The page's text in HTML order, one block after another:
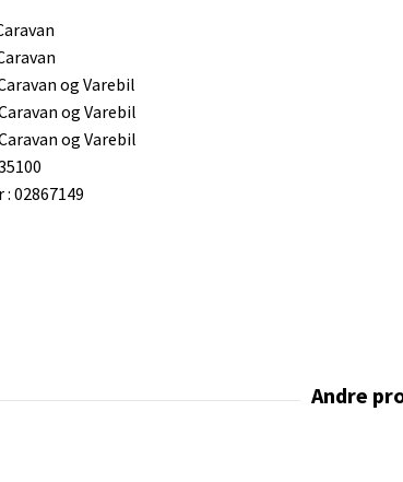
og Varebil
og Varebil
og Varebil
02867149